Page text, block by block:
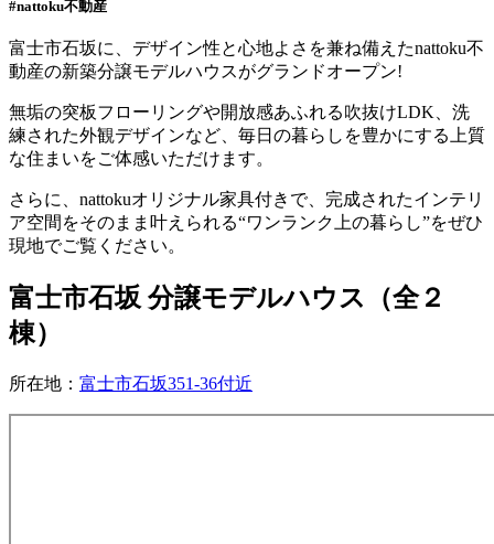
#nattoku不動産
富士市石坂に、デザイン性と心地よさを兼ね備えたnattoku不
動産の新築分譲モデルハウスがグランドオープン!
無垢の突板フローリングや開放感あふれる吹抜けLDK、洗
練された外観デザインなど、毎日の暮らしを豊かにする上質
な住まいをご体感いただけます。
さらに、nattokuオリジナル家具付きで、完成されたインテリ
ア空間をそのまま叶えられる“ワンランク上の暮らし”をぜひ
現地でご覧ください。
富士市石坂 分譲モデルハウス（全２
棟）
所在地： 富士市石坂351-36付近